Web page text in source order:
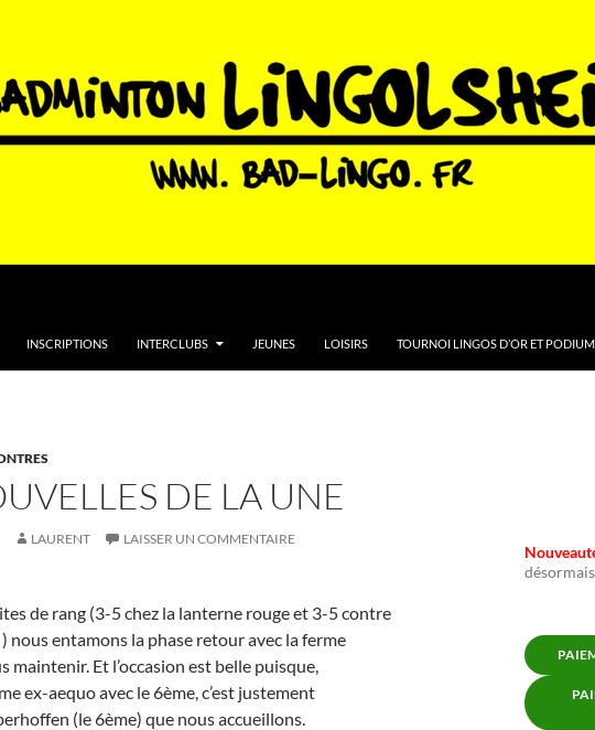
INSCRIPTIONS INTERCLUBS JEUNES LOISIRS TOURNOI LINGOS D’OR ET
DE LA UNE
LAURENT LAISSER UN COMMENTAIRE
de rang (3-5 chez la lanterne rouge et 3-5 contre
nous entamons la phase retour avec la ferme
maintenir. Et l’occasion est belle puisque,
ex-aequo avec le 6ème, c’est justement
(le 6ème) que nous accueillons.